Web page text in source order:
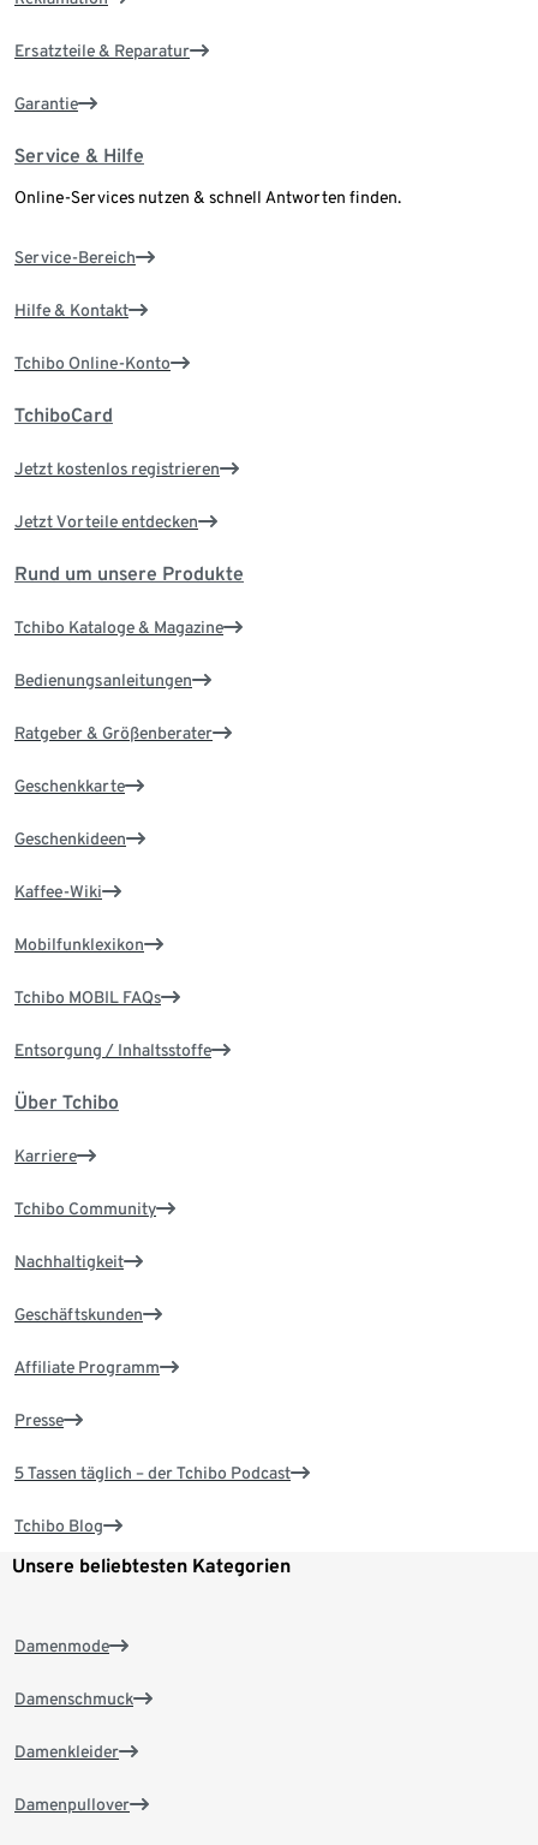
Ersatzteile & Reparatur
Garantie
Service & Hilfe
Online-Services nutzen & schnell Antworten finden.
Service-Bereich
Hilfe & Kontakt
Tchibo Online-Konto
TchiboCard
Jetzt kostenlos registrieren
Jetzt Vorteile entdecken
Rund um unsere Produkte
Tchibo Kataloge & Magazine
Bedienungsanleitungen
Ratgeber & Größenberater
Geschenkkarte
Geschenkideen
Kaffee-Wiki
Mobilfunklexikon
Tchibo MOBIL FAQs
Entsorgung / Inhaltsstoffe
Über Tchibo
Karriere
Tchibo Community
Nachhaltigkeit
Geschäftskunden
Affiliate Programm
Presse
5 Tassen täglich – der Tchibo Podcast
Tchibo Blog
Unsere beliebtesten Kategorien
Damenmode
Damenschmuck
Damenkleider
Damenpullover